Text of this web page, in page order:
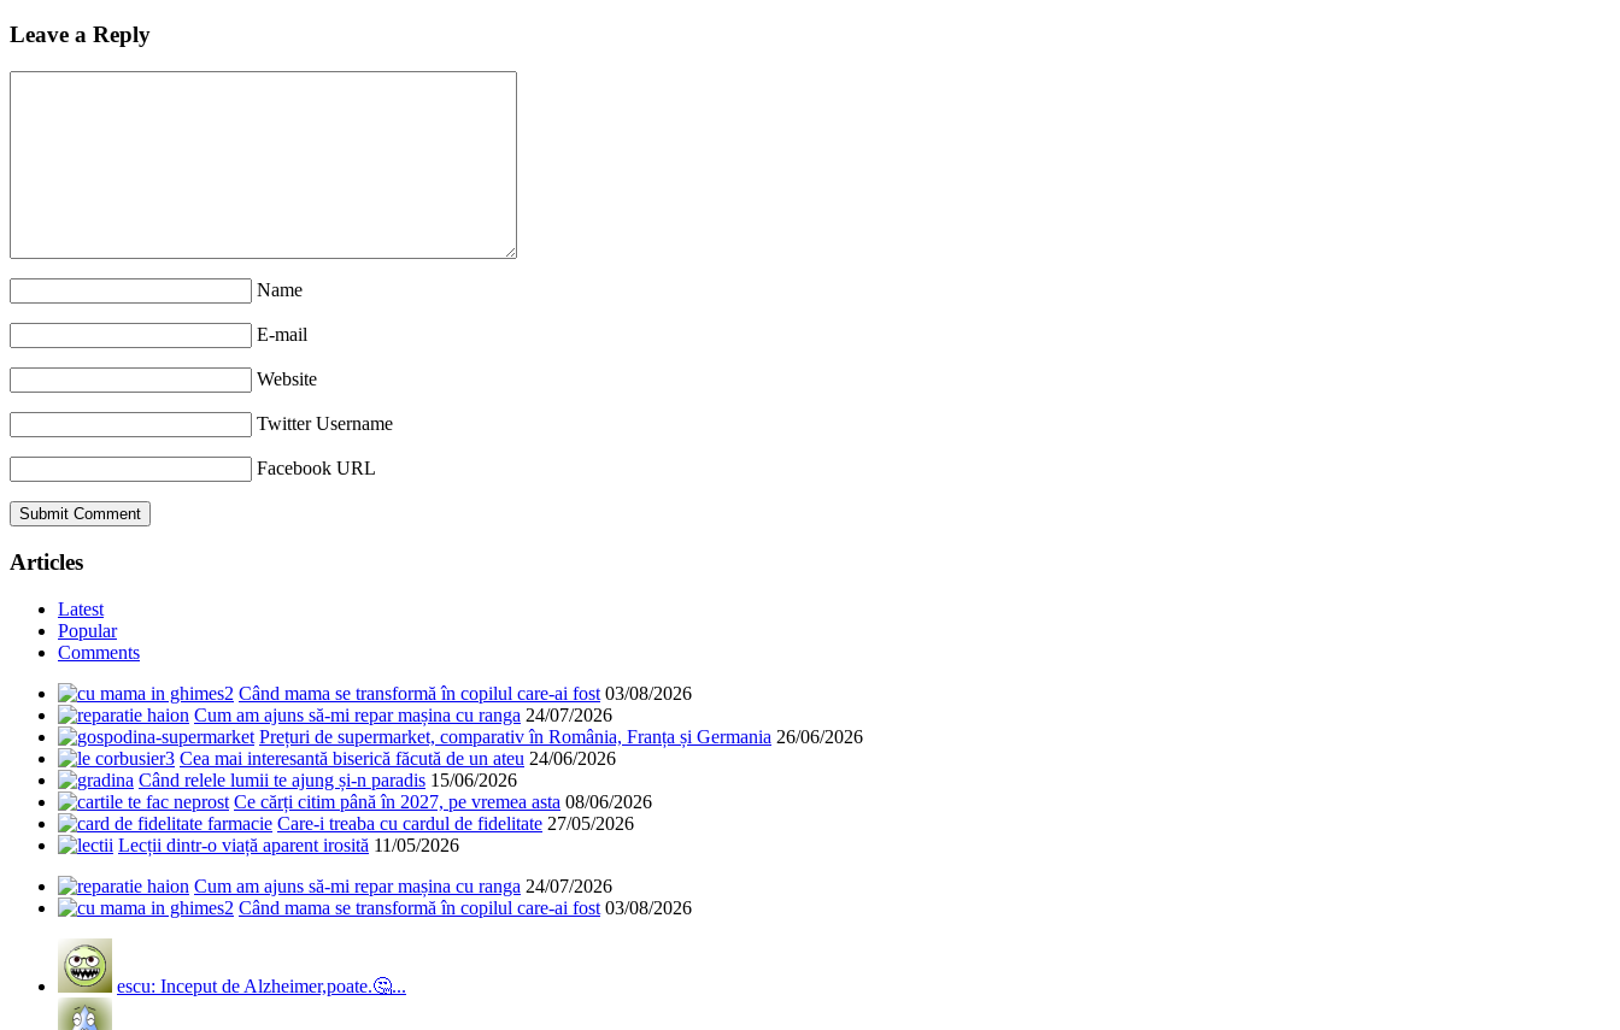
Leave a Reply
Name
E-mail
Website
Twitter Username
Facebook URL
Articles
Latest
Popular
Comments
Când mama se transformă în copilul care-ai fost 03/08/2026
Cum am ajuns să-mi repar mașina cu ranga 24/07/2026
Prețuri de supermarket, comparativ în România, Franța și Germania 26/06/2026
Cea mai interesantă biserică făcută de un ateu 24/06/2026
Când relele lumii te ajung și-n paradis 15/06/2026
Ce cărți citim până în 2027, pe vremea asta 08/06/2026
Care-i treaba cu cardul de fidelitate 27/05/2026
Lecții dintr-o viață aparent irosită 11/05/2026
Cum am ajuns să-mi repar mașina cu ranga 24/07/2026
Când mama se transformă în copilul care-ai fost 03/08/2026
escu: Inceput de Alzheimer,poate.🤔...